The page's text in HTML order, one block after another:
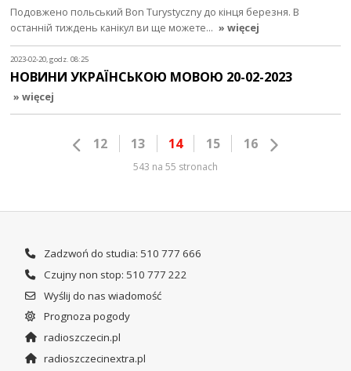
Подовжено польський Bon Turystyczny до кінця березня. В
останній тиждень канікул ви ще можете… » więcej
2023-02-20, godz. 08:25
НОВИНИ УКРАЇНСЬКОЮ МОВОЮ 20-02-2023
» więcej
12 13 14 15 16
543 na 55 stronach
Zadzwoń do studia: 510 777 666
Czujny non stop: 510 777 222
Wyślij do nas wiadomość
Prognoza pogody
radioszczecin.pl
radioszczecinextra.pl